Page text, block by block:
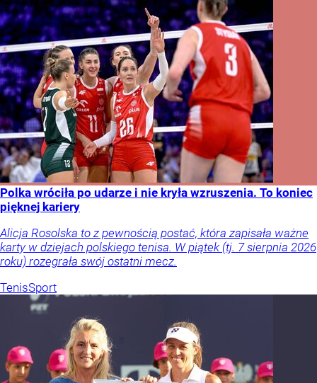
Polka wróciła po udarze i nie kryła wzruszenia. To koniec
pięknej kariery
Alicja Rosolska to z pewnością postać, która zapisała ważne
karty w dziejach polskiego tenisa. W piątek (tj. 7 sierpnia 2026
roku) rozegrała swój ostatni mecz.
TenisSport